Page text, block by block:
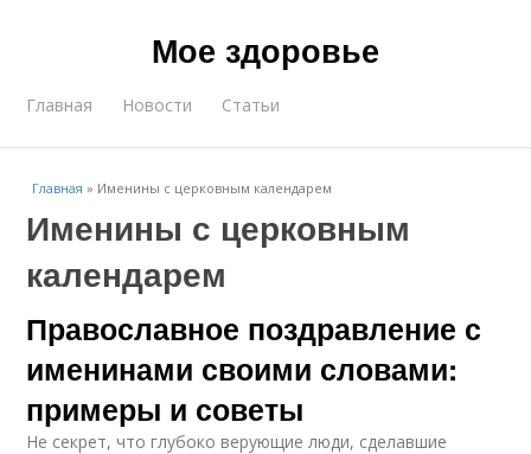
Мое здоровье
Главная Новости Статьи
Главная » Именины с церковным календарем
Именины с церковным
календарем
Православное поздравление с
именинами своими словами:
примеры и советы
Не секрет, что глубоко верующие люди, сделавшие